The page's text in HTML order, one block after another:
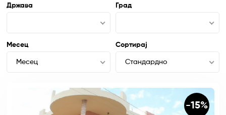
Држава Град
Месец
Месец
Сортирај
Стандардно
-15%